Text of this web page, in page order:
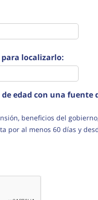
localizarlo:
de edad con una
Empleo, pensión, beneficios del
por al menos 60 días y